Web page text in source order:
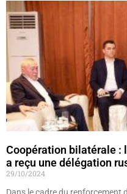
Coopération bilatérale :
a reçu une délégation
29/10/2024